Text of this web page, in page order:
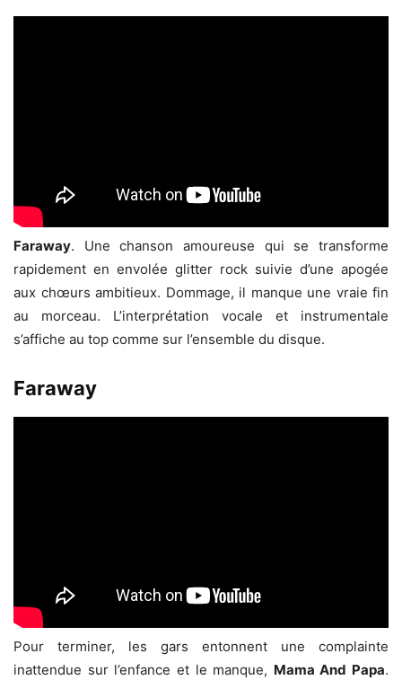
Faraway. Une chanson amoureuse qui se transforme
rapidement en envolée glitter rock suivie d’une apogée
aux chœurs ambitieux. Dommage, il manque une vraie fin
au morceau. L’interprétation vocale et instrumentale
s’affiche au top comme sur l’ensemble du disque.
Faraway
Pour terminer, les gars entonnent une complainte
inattendue sur l’enfance et le manque, Mama And Papa.